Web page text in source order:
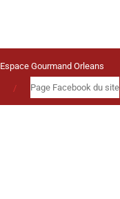
Espace Gourmand Orleans
Page Facebook du site